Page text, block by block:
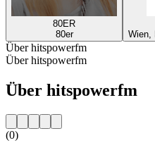
80ER
80er
Wien,
Über hitspowerfm
Über hitspowerfm
Über hitspowerfm
(0)